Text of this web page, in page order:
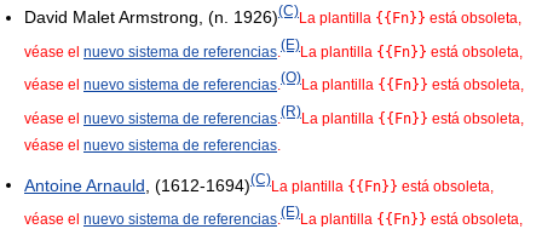
David Malet Armstrong, (n. 1926)(C)La plantilla {{Fn}} está obsoleta,
véase el nuevo sistema de referencias (E)La plantilla {{Fn}} está obsoleta,
véase el nuevo sistema de referencias.(O)La plantilla {{Fn}} está obsoleta,
véase el nuevo sistema de referencias (R)La plantilla {{Fn}} está obsoleta,
véase el nuevo sistema de referencias
Antoine Arnauld , (1612-1694)(C)La plantilla {{Fn}} está obsoleta,
véase el nuevo sistema de referencias.(E)La plantilla {{Fn}} está obsoleta,